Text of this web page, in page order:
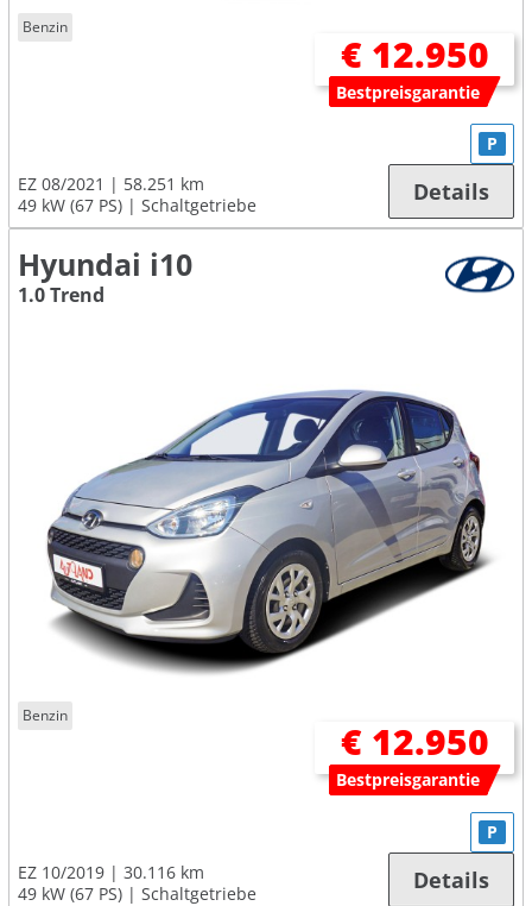
Benzin
€ 12.950
Bestpreisgarantie
EZ 08/2021
58.251 km
49 kW (67 PS)
Schaltgetriebe
P
Details
Hyundai i10
1.0 Trend
Benzin
€ 12.950
Bestpreisgarantie
EZ 10/2019
30.116 km
49 kW (67 PS)
Schaltgetriebe
P
Details